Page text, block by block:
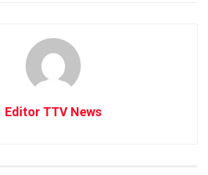
Editor TTV News